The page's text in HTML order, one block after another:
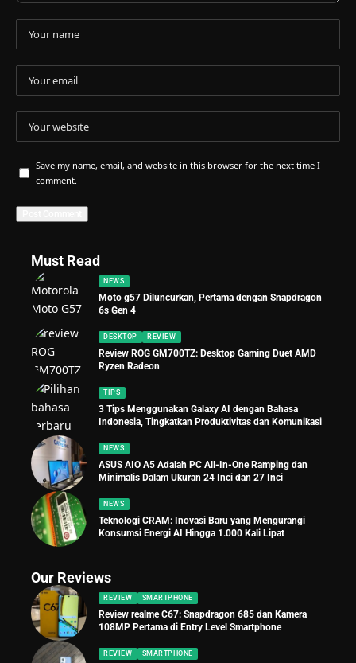
Save my name, email, and website in this browser for the next time I
comment.
Must Read
NEWS
Moto g57 Diluncurkan, Pertama dengan Snapdragon
6s Gen 4
DESKTOP REVIEW
Review ROG GM700TZ: Desktop Gaming Duet AMD
Ryzen Radeon
TIPS
3 Tips Menggunakan Galaxy AI dengan Bahasa
Indonesia, Tingkatkan Produktivitas dan Komunikasi
NEWS
ASUS AIO A5 Adalah PC All-In-One Ramping dan
Minimalis Dalam Ukuran 24 Inci dan 27 Inci
NEWS
Teknologi CRAM: Inovasi Baru yang Mengurangi
Konsumsi Energi AI Hingga 1.000 Kali Lipat
Our Reviews
REVIEW SMARTPHONE
Review realme C67: Snapdragon 685 dan Kamera
108MP Pertama di Entry Level Smartphone
REVIEW SMARTPHONE